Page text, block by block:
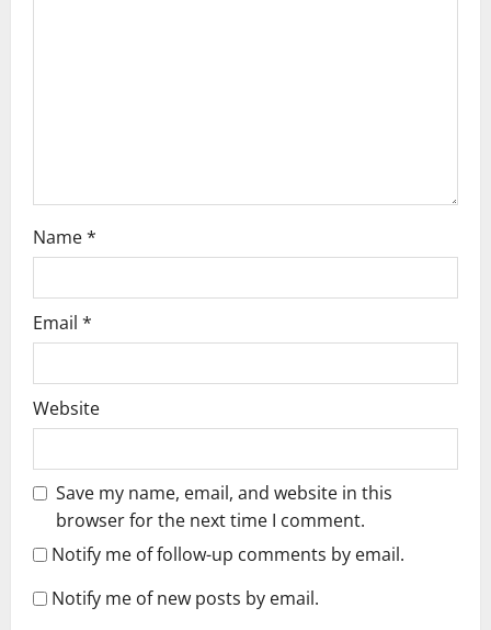
Name*
Email *
Website
Save my name, email, and website in this
browser for the next time I comment.
Notify me of follow-up comments by email.
Notify me of new posts by email.